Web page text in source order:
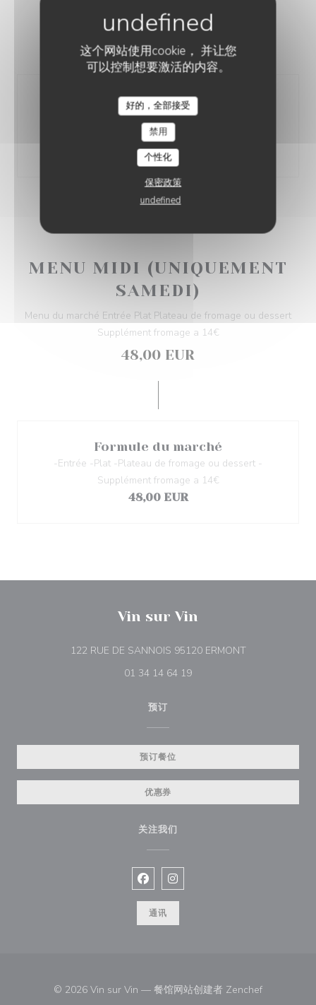
这个网站使用cookie， 并让您
可以控制想要激活的内容。
好的，全部接受
禁用
个性化
保密政策
undefined
78,00 EUR
Balade gourmande :
-Amuse bouche -Entrée -Plat poisson -Pause
gourmande -Plat viande -Fromage -Dessert
78,00 EUR
MENU MIDI (UNIQUEMENT
SAMEDI)
Menu du marché Entrée Plat Plateau de fromage ou dessert
Supplément fromage a 14€
48,00 EUR
Formule du marché
-Entrée -Plat -Plateau de fromage ou dessert -
Supplément fromage a 14€
48,00 EUR
Vin sur Vin
122 RUE DE SANNOIS 95120 ERMONT((在新窗口中打
01 34 14 64 19
预订
预订餐位
优惠券
关注我们
Facebook ((在新窗口中打开))
Instagram ((在新窗口中打开))
通讯
© 2026 Vin sur Vin — 餐馆网站创建者 Zenchef((在新窗口
VIN SUR VIN